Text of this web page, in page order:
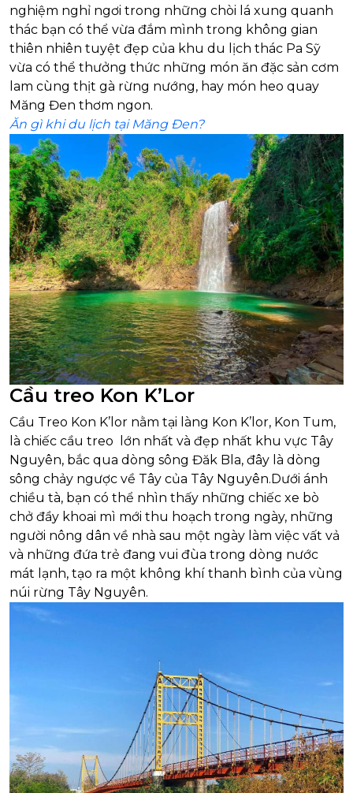
nghiệm nghỉ ngơi trong những chòi lá xung quanh
thác bạn có thể vừa đắm mình trong không gian
thiên nhiên tuyệt đẹp của khu du lịch thác Pa Sỹ
vừa có thể thưởng thức những món ăn đặc sản cơm
lam cùng thịt gà rừng nướng, hay món heo quay
Măng Đen thơm ngon.
Ăn gì khi du lịch tại Măng Đen?
Cầu treo Kon K’Lor
Cầu Treo Kon K’lor nằm tại làng Kon K’lor, Kon Tum,
là chiếc cầu treo lớn nhất và đẹp nhất khu vực Tây
Nguyên, bắc qua dòng sông Đăk Bla, đây là dòng
sông chảy ngược về Tây của Tây Nguyên.Dưới ánh
chiều tà, bạn có thể nhìn thấy những chiếc xe bò
chở đầy khoai mì mới thu hoạch trong ngày, những
người nông dân về nhà sau một ngày làm việc vất vả
và những đứa trẻ đang vui đùa trong dòng nước
mát lạnh, tạo ra một không khí thanh bình của vùng
núi rừng Tây Nguyên.